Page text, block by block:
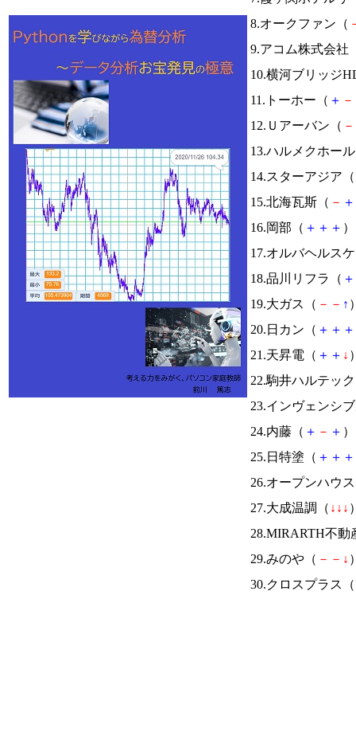
8.オークファン（
9.アコム株式会社
10.横河ブリッジ
11.トーホー（ ＋ －
12.Ｕアーバン（ －
13.ハルメクホー
14.スターアジア（
15.北海瓦斯（ － ＋
16.岡部（ ＋ ＋ ＋
17.オルバヘルス
18.品川リフラ（ ＋
19.大ガス（ － － ↑
20.日カン（ ＋ ＋ ＋
21.天昇電（ ＋ ＋ ↓
22.駒井ハルテッ
23.インヴェンシ
24.内藤（ ＋ － ＋
25.日特塗（ ＋ ＋ ＋
26.オープンハウ
27.大成温調（ ↓ ↓ ↓
28.MIRARTH不動
29.みのや（ － － ↓
30.クロスプラス（